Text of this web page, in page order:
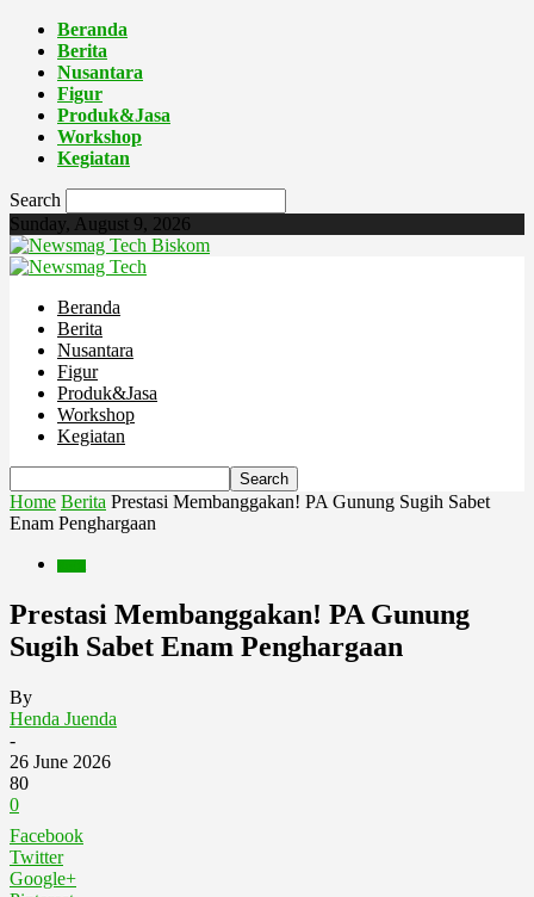
Beranda
Berita
Nusantara
Figur
Produk&Jasa
Workshop
Kegiatan
Search
Sunday, August 9, 2026
Biskom
Beranda
Berita
Nusantara
Figur
Produk&Jasa
Workshop
Kegiatan
Home Berita Prestasi Membanggakan! PA Gunung Sugih Sabet
Enam Penghargaan
Prestasi Membanggakan! PA Gunung
Sugih Sabet Enam Penghargaan
By
Henda Juenda
-
26 June 2026
80
0
Facebook
Twitter
Google+